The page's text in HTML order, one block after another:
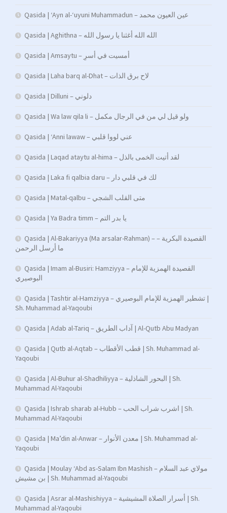
Qasida | ‘Ayn al-‘uyuni Muhammadun – عين العيون محمد
Qasida | Aghithna – الله الله أغثنا يا رسول الله
Qasida | Amsaytu – أمسیت في أسرِ
Qasida | Laha barq al-Dhat – لاح برق الذات
Qasida | Dilluni – دلوني
Qasida | Wa law qila li – ولو قيل لي من في الرجال مكمل
Qasida | ‘Anni lawaw – عني لووا قلبي
Qasida | Laqad ataytu al-hima – لقد أتيت الخمى بالذل
Qasida | Laka fi qalbia daru – لك في قلبي دار
Qasida | Matal-qalbu – متى القلب الشجي
Qasida | Ya Badra timm – يا بدر التم
Qasida | Al-Bakariyya (Ma arsalar-Rahman) – القصيدة البكرية –
ما أرسل الرحمن
Qasida | Imam al-Busiri: Hamziyya – القصيدة الهمزية للإمام
البوصيري
Qasida | Tashtir al-Hamziyya – تشطير الهمزية للإمام البوصيري |
Sh. Muhammad al-Yaqoubi
Qasida | Adab al-Tariq – آداب الطريق | Al-Qutb Abu Madyan
Qasida | Qutb al-Aqtab – قطب الأقطاب | Sh. Muhammad al-
Yaqoubi
Qasida | Al-Buhur al-Shadhiliyya – البحور الشاذلية | Sh.
Muhammad Al-Yaqoubi
Qasida | Ishrab sharab al-Hubb – اشرب شراب الحب | Sh.
Muhammad Al-Yaqoubi
Qasida | Ma’din al-Anwar – معدن الأنوار | Sh. Muhammad al-
Yaqoubi
Qasida | Moulay ‘Abd as-Salam Ibn Mashish – مولاي عبد السلام
بن مشيش | Sh. Muhammad al-Yaqoubi
Qasida | Asrar al-Mashishiyya – أسرار الصلاة المشيشية | Sh.
Muhammad al-Yaqoubi